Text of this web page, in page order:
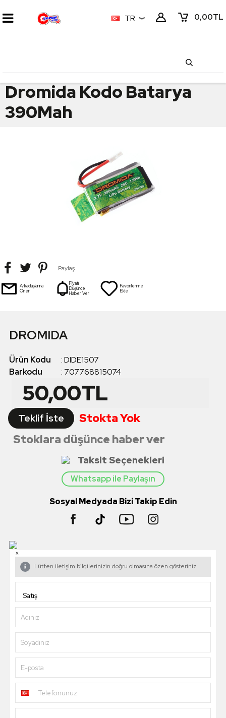
0,00TL
TR
Dromida Kodo Batarya
390Mah
Paylaş
Arkadaşlarına
Öner
Fiyatı
Düşünce
Haber Ver
Favorilerime
Ekle
DROMIDA
Ürün Kodu :DIDE1507
Barkodu
: 707768815074
50,00TL
Teklif İste
Stokta Yok
Stoklara düşünce haber ver
Taksit Seçenekleri
Whatsapp ile Paylaşın
Sosyal Medyada Bizi Takip Edin
×
Lütfen iletişim bilgilerinizin doğru olmasına özen gösteriniz.
Adınız
Soyadınız
E-posta
Telefonunuz